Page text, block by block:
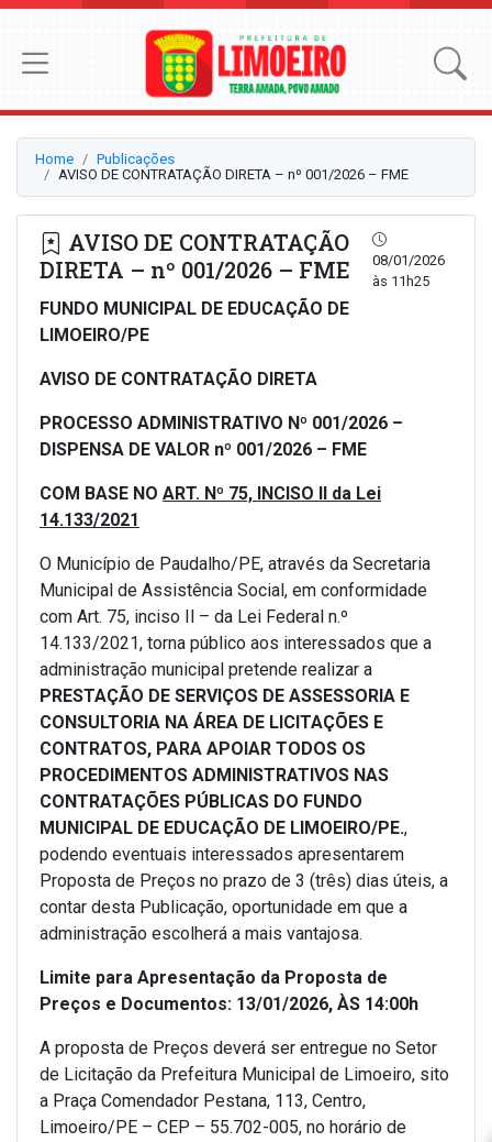
Home
Publicações
AVISO DE CONTRATAÇÃO DIRETA – nº 001/2026 – FME
AVISO DE CONTRATAÇÃO
DIRETA – nº 001/2026 – FME
08/01/2026
às 11h25
FUNDO MUNICIPAL DE EDUCAÇÃO DE
LIMOEIRO/PE
AVISO DE CONTRATAÇÃO DIRETA
PROCESSO ADMINISTRATIVO Nº 001/2026 –
DISPENSA DE VALOR nº 001/2026 – FME
COM BASE NO ART. Nº 75, INCISO II da Lei
14.133/2021
O Município de Paudalho/PE, através da Secretaria
Municipal de Assistência Social, em conformidade
com Art. 75, inciso Il – da Lei Federal n.º
14.133/2021, torna público aos interessados que a
administração municipal pretende realizar a
PRESTAÇÃO DE SERVIÇOS DE ASSESSORIA E
CONSULTORIA NA ÁREA DE LICITAÇÕES E
CONTRATOS, PARA APOIAR TODOS OS
PROCEDIMENTOS ADMINISTRATIVOS NAS
CONTRATAÇÕES PÚBLICAS DO FUNDO
MUNICIPAL DE EDUCAÇÃO DE LIMOEIRO/PE.,
podendo eventuais interessados apresentarem
Proposta de Preços no prazo de 3 (três) dias úteis, a
contar desta Publicação, oportunidade em que a
administração escolherá a mais vantajosa.
Limite para Apresentação da Proposta de
Preços e Documentos: 13/01/2026, ÀS 14:00h
A proposta de Preços deverá ser entregue no Setor
de Licitação da Prefeitura Municipal de Limoeiro, sito
a Praça Comendador Pestana, 113, Centro,
Limoeiro/PE – CEP – 55.702-005, no horário de